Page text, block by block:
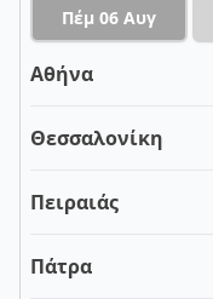
Πέμ 06 Αυγ
Αθήνα
Θεσσαλονίκη
Πειραιάς
Πάτρα